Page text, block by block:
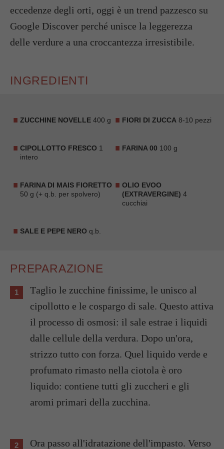
eccedenze degli orti, oggi è un trend pazzesco su
Google Discover perché unisce la leggerezza
delle verdure a una croccantezza irresistibile.
INGREDIENTI
ZUCCHINE NOVELLE 400 g FIORI DI ZUCCA 8-10 pezzi
CIPOLLOTTO FRESCO 1
intero
FARINA 00 100 g
FARINA DI MAIS FIORETTO
50 g (+ q.b. per spolvero)
OLIO EVOO
(EXTRAVERGINE) 4
cucchiai
SALE E PEPE NERO q.b.
PREPARAZIONE
Taglio le zucchine finissime, le unisco al
cipollotto e le cospargo di sale. Questo attiva
il processo di osmosi: il sale estrae i liquidi
dalle cellule della verdura. Dopo un'ora,
strizzo tutto con forza. Quel liquido verde e
profumato rimasto nella ciotola è oro
liquido: contiene tutti gli zuccheri e gli
aromi primari della zucchina.
Ora passo all'idratazione dell'impasto. Verso